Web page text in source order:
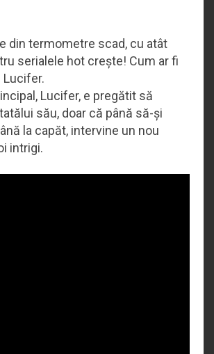
din termometre scad, cu atât
serialele hot crește! Cum ar fi
Lucifer.
Lucifer, e pregătit să
său, doar că până să-și
la capăt, intervine un nou
intrigi.